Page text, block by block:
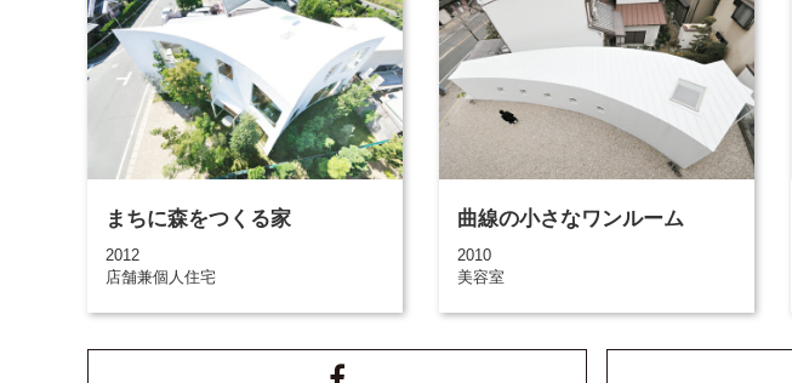
まちに森をつくる家
2012
店舗兼個人住宅
曲線の小さなワンルーム
2010
美容室